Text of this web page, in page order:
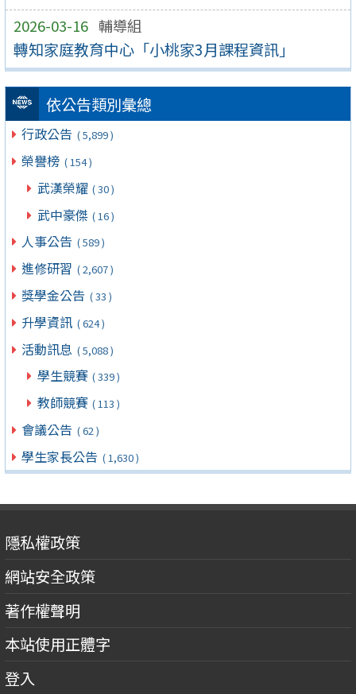
2026-03-16 輔導組
轉知家庭教育中心「小桃家3月課程資訊」
依公告類別彙總
行政公告 ( 5,899 )
榮譽榜 ( 154 )
武漢榮耀 ( 30 )
武中豪傑 ( 16 )
人事公告 ( 589 )
進修研習 ( 2,607 )
獎學金公告 ( 33 )
升學資訊 ( 624 )
活動訊息 ( 5,088 )
學生競賽 ( 339 )
教師競賽 ( 113 )
會議公告 ( 62 )
學生家長公告 ( 1,630 )
隱私權政策
網站安全政策
著作權聲明
本站使用正體字
登入